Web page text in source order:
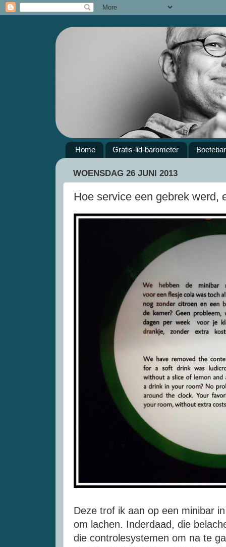
Home Gratis-lid-barometer
WOENSDAG 26 JUNI 2013
Hoe service een gebrek werd,
Deze trof ik aan op een minibar
om lachen. Inderdaad, die
die controlesystemen om na te